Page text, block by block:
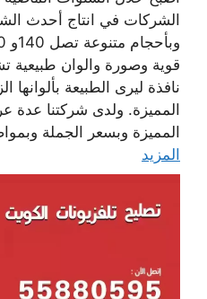
الشركات في انتاج أحدث
قوية وصورة والوان طبيعية
نافذة ليرى الطبيعة بألوانها
المميزة. ولدى شركتنا
المميزة وبسعر الجملة
المزيد